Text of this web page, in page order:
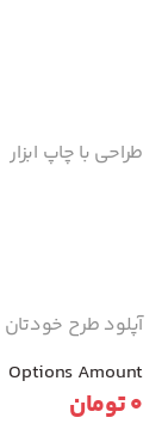
طراحی با چاپ ابزار
آپلود طرح خودتان
Options Amount
0تومان